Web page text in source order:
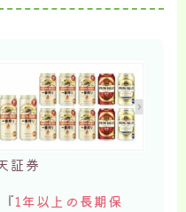
証券
1年以上の長期保